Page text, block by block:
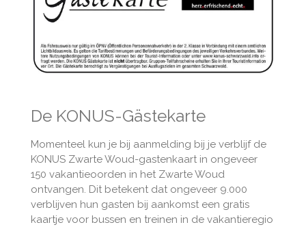
De KONUS-Gästekarte
Momenteel kun je bij aanmelding bij je verblijf de
KONUS Zwarte Woud-gastenkaart in ongeveer
150 vakantieoorden in het Zwarte Woud
ontvangen. Dit betekent dat ongeveer 9.000
verblijven hun gasten bij aankomst een gratis
kaartje voor bussen en treinen in de vakantieregio